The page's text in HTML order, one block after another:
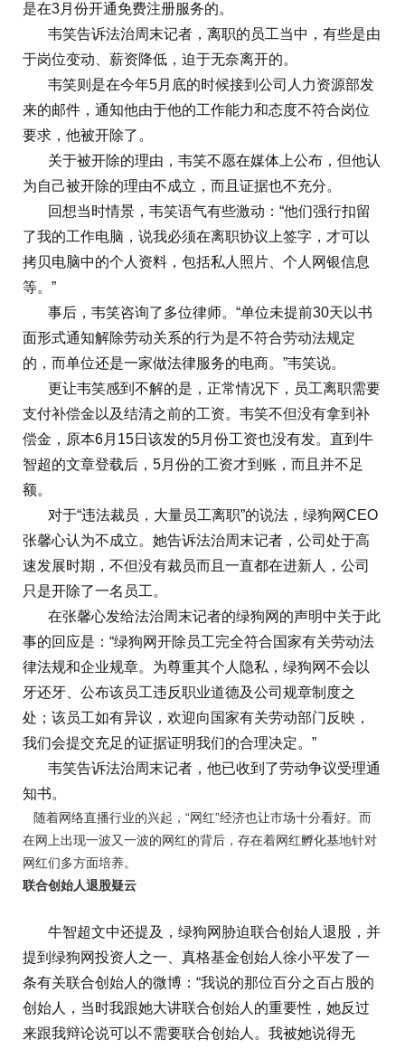
是在3月份开通免费注册服务的。
韦笑告诉法治周末记者，离职的员工当中，有些是由
于岗位变动、薪资降低，迫于无奈离开的。
韦笑则是在今年5月底的时候接到公司人力资源部发
来的邮件，通知他由于他的工作能力和态度不符合岗位
要求，他被开除了。
关于被开除的理由，韦笑不愿在媒体上公布，但他认
为自己被开除的理由不成立，而且证据也不充分。
回想当时情景，韦笑语气有些激动：“他们强行扣留
了我的工作电脑，说我必须在离职协议上签字，才可以
拷贝电脑中的个人资料，包括私人照片、个人网银信息
等。”
事后，韦笑咨询了多位律师。“单位未提前30天以书
面形式通知解除劳动关系的行为是不符合劳动法规定
的，而单位还是一家做法律服务的电商。”韦笑说。
更让韦笑感到不解的是，正常情况下，员工离职需要
支付补偿金以及结清之前的工资。韦笑不但没有拿到补
偿金，原本6月15日该发的5月份工资也没有发。直到牛
智超的文章登载后，5月份的工资才到账，而且并不足
额。
对于“违法裁员，大量员工离职”的说法，绿狗网CEO
张馨心认为不成立。她告诉法治周末记者，公司处于高
速发展时期，不但没有裁员而且一直都在进新人，公司
只是开除了一名员工。
在张馨心发给法治周末记者的绿狗网的声明中关于此
事的回应是：“绿狗网开除员工完全符合国家有关劳动法
律法规和企业规章。为尊重其个人隐私，绿狗网不会以
牙还牙、公布该员工违反职业道德及公司规章制度之
处；该员工如有异议，欢迎向国家有关劳动部门反映，
我们会提交充足的证据证明我们的合理决定。”
韦笑告诉法治周末记者，他已收到了劳动争议受理通
知书。
随着网络直播行业的兴起，“网红”经济也让市场十分看好。而
在网上出现一波又一波的网红的背后，存在着网红孵化基地针对
网红们多方面培养。
联合创始人退股疑云
牛智超文中还提及，绿狗网胁迫联合创始人退股，并
提到绿狗网投资人之一、真格基金创始人徐小平发了一
条有关联合创始人的微博：“我说的那位百分之百占股的
创始人，当时我跟她大讲联合创始人的重要性，她反过
来跟我辩论说可以不需要联合创始人。我被她说得无